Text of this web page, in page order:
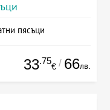
пясъци
33.75
€ / 66лв.